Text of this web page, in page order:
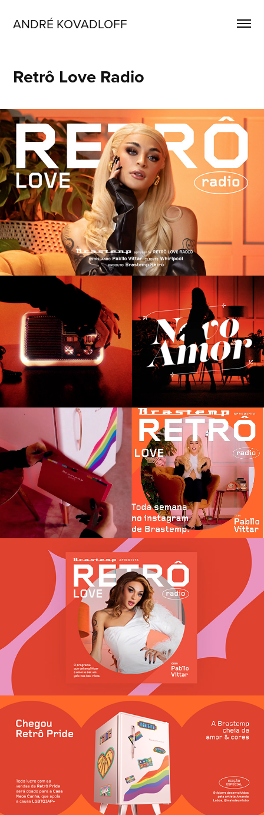
ANDRÉ KOVADLOFF
Retrô Love Radio